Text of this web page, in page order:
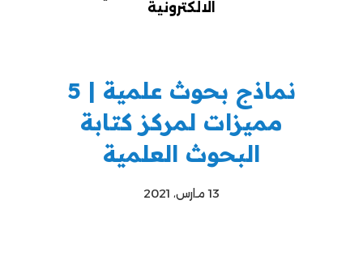
نماذج بحوث علمية | 5
مميزات لمركز كتابة
البحوث العلمية
13 مارس، 2021